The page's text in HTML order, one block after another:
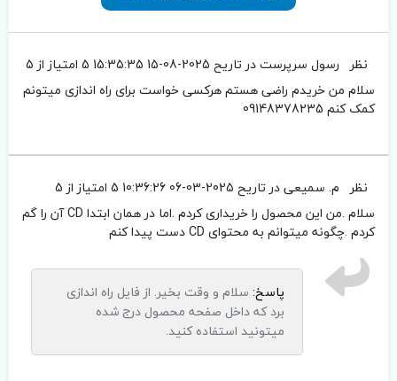
نظر رسول سرپرستدر تاریح 2025-08-15 15:35:35
5 امتیاز از 5
سلام من خریدم راضی هستم هرکسی خواست برای راه اندازی میتونم
کمک کنم 09148378235
نظر م. سمیعیدر تاریح 2025-03-06 10:36:26
5 امتیاز از 5
سلام .من این محصول را خریداری کردم .اما در همان ابتدا CD آن را گم
کردم .چگونه میتوانم به محتوای CD دست پیدا کنم
پاسخ: سلام و وقت بخیر. از فایل راه اندازی
برد که داخل صفحه محصول درج شده
میتونید استفاده کنید.